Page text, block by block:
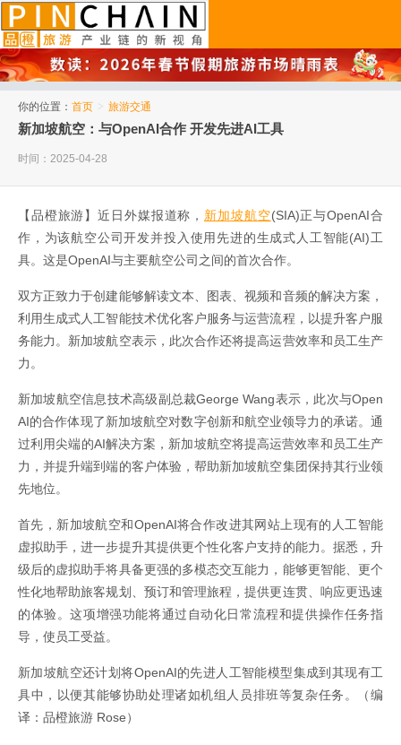
你的位置： 首页 > 旅游交通
新加坡航空：与OpenAI合作 开发先进AI工具
时间：2025-04-28
【品橙旅游】近日外媒报道称， 新加坡航空(SIA)正与OpenAI合
作，为该航空公司开发并投入使用先进的生成式人工智能(AI)工
具。这是OpenAI与主要航空公司之间的首次合作。
双方正致力于创建能够解读文本、图表、视频和音频的解决方案，
利用生成式人工智能技术优化客户服务与运营流程，以提升客户服
务能力。新加坡航空表示，此次合作还将提高运营效率和员工生产
力。
新加坡航空信息技术高级副总裁George Wang表示，此次与Open
AI的合作体现了新加坡航空对数字创新和航空业领导力的承诺。通
过利用尖端的AI解决方案，新加坡航空将提高运营效率和员工生产
力，并提升端到端的客户体验，帮助新加坡航空集团保持其行业领
先地位。
首先，新加坡航空和OpenAI将合作改进其网站上现有的人工智能
虚拟助手，进一步提升其提供更个性化客户支持的能力。据悉，升
级后的虚拟助手将具备更强的多模态交互能力，能够更智能、更个
性化地帮助旅客规划、预订和管理旅程，提供更连贯、响应更迅速
的体验。这项增强功能将通过自动化日常流程和提供操作任务指
导，使员工受益。
新加坡航空还计划将OpenAI的先进人工智能模型集成到其现有工
具中，以便其能够协助处理诸如机组人员排班等复杂任务。（编
译：品橙旅游 Rose）